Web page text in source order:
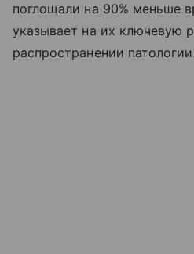
поглощали на 90% меньше
указывает на их ключевую
распространении патологии.